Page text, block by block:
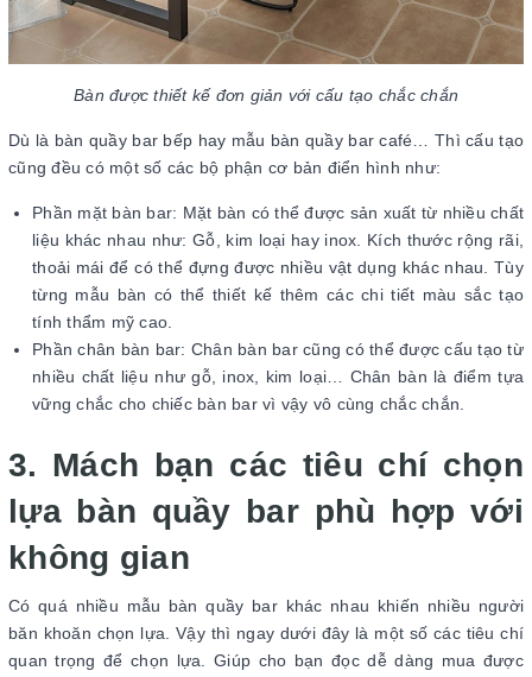
Bàn được thiết kế đơn giản với cấu tạo chắc chắn
Dù là bàn quầy bar bếp hay mẫu bàn quầy bar café… Thì cấu tạo
cũng đều có một số các bộ phận cơ bản điển hình như:
Phần mặt bàn bar: Mặt bàn có thể được sản xuất từ nhiều chất
liệu khác nhau như: Gỗ, kim loại hay inox. Kích thước rộng rãi,
thoải mái để có thể đựng được nhiều vật dụng khác nhau. Tùy
từng mẫu bàn có thể thiết kế thêm các chi tiết màu sắc tạo
tính thẩm mỹ cao.
Phần chân bàn bar: Chân bàn bar cũng có thể được cấu tạo từ
nhiều chất liệu như gỗ, inox, kim loại… Chân bàn là điểm tựa
vững chắc cho chiếc bàn bar vì vậy vô cùng chắc chắn.
3. Mách bạn các tiêu chí chọn
lựa bàn quầy bar phù hợp với
không gian
Có quá nhiều mẫu bàn quầy bar khác nhau khiến nhiều người
băn khoăn chọn lựa. Vậy thì ngay dưới đây là một số các tiêu chí
quan trọng để chọn lựa. Giúp cho bạn đọc dễ dàng mua được